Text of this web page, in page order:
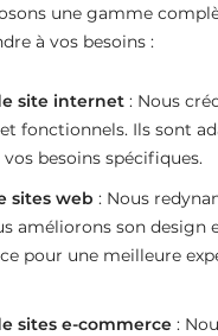
une gamme
à vos besoins :
site internet: Nous
fonctionnels. Ils sont
besoins spécifiques.
sites web : Nous
améliorons son design
pour une meilleure
sites e-commerce: